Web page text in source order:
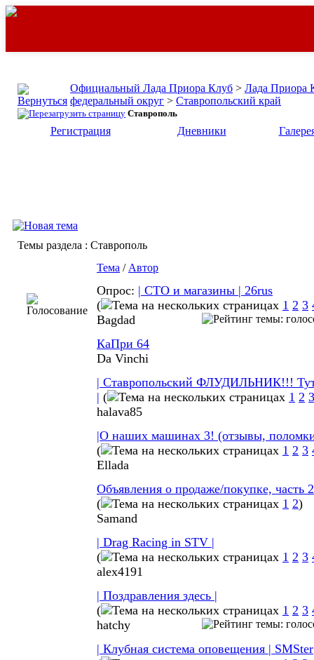
Официальный Лада Приора Клуб > Лада Приора
федеральный округ > Ставропольский край
Ставрополь
Регистрация Дневники
Темы раздела : Ставрополь
Тема / Автор
Опрос: | СТО и магазины | 26rus
(
1 2 3
Bagdad
КаПри 64
Da Vinchi
| Ставропольский ФЛУДИЛЬНИК!!!
| ( 1 2 3
halava85
|О наших машинах 3! (отзывы,
(
1 2 3
Ellada
Объявления о продаже/покупке, часть 2
(
1 2)
Samand
| Drag Racing in STV |
(
1 2 3
alex4191
| Поздравления здесь |
(
1 2 3
hatchy
| Клубная система оповещения | SMSter